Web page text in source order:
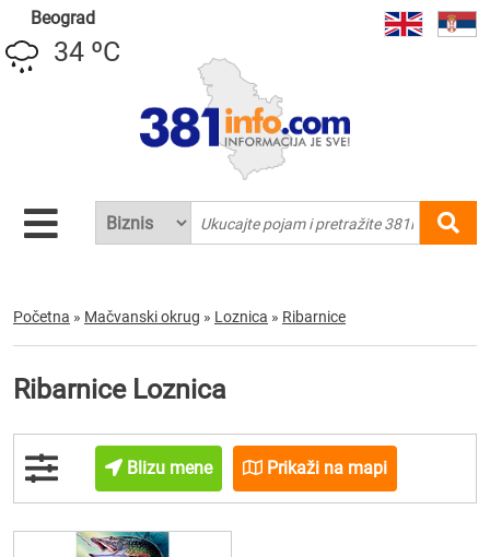
Beograd
34 ºC
Početna » Mačvanski okrug » Loznica » Ribarnice
Ribarnice Loznica
Blizu mene Prikaži na mapi